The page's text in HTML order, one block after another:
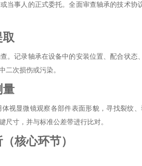
当事人的正式委托。全面审查轴承的技术
。记录轴承在设备中的安装位置、配合状
二次损伤或污染。
量
视显微镜观察各部件表面形貌，寻找裂纹
寸，并与标准公差带进行比对。
核心环节）